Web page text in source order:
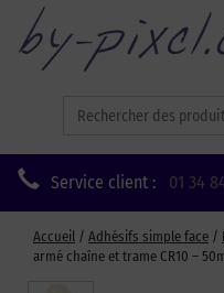
for:
Service client : 01 34
Accueil / Adhésifs simple face /
armé chaîne et trame CR10 –